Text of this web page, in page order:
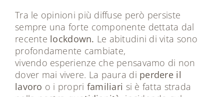
Tra le opinioni più diffuse però persiste
sempre una forte componente dettata dal
recente lockdown. Le abitudini di vita sono
profondamente cambiate,
vivendo esperienze che pensavamo di non
dover mai vivere. La paura di perdere il
lavoro o i propri familiari si è fatta strada